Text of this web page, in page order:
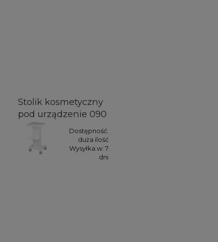
Stolik kosmetyczny
pod urządzenie 090
Dostępność:
duża ilość
Wysyłka w: 7
dni